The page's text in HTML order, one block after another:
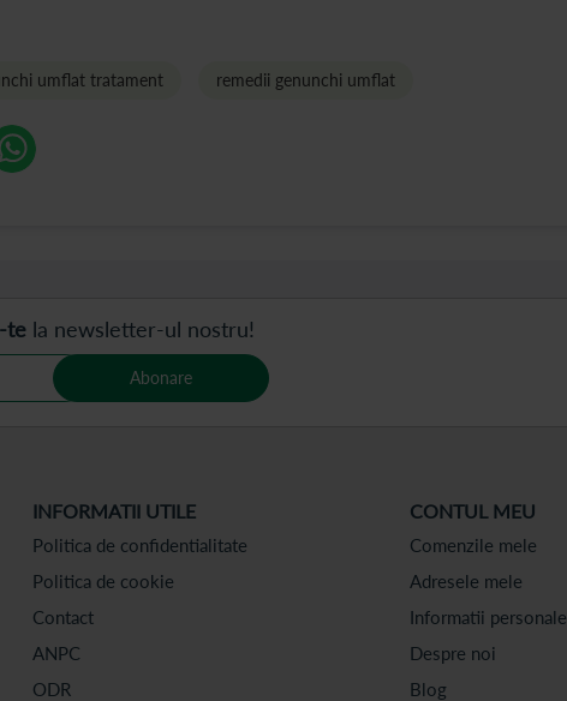
umflat tratament remedii genunchi umflat
te la newsletter-ul nostru!
Abonare
INFORMATII UTILE
Politica de confidentialitate
Politica de cookie
Contact
ANPC
ODR
CONTUL MEU
Comenzile mele
Adresele mele
Informatii personale
Despre noi
Blog